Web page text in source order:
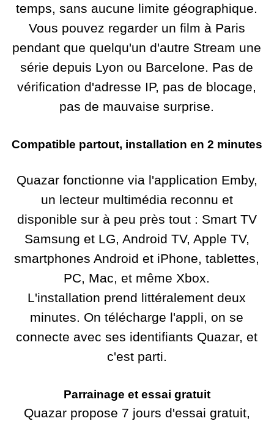
temps, sans aucune limite géographique.
Vous pouvez regarder un film à Paris
pendant que quelqu'un d'autre Stream une
série depuis Lyon ou Barcelone. Pas de
vérification d'adresse IP, pas de blocage,
pas de mauvaise surprise.
Compatible partout, installation en 2 minutes
Quazar fonctionne via l'application Emby,
un lecteur multimédia reconnu et
disponible sur à peu près tout : Smart TV
Samsung et LG, Android TV, Apple TV,
smartphones Android et iPhone, tablettes,
PC, Mac, et même Xbox.
L'installation prend littéralement deux
minutes. On télécharge l'appli, on se
connecte avec ses identifiants Quazar, et
c'est parti.
Parrainage et essai gratuit
Quazar propose 7 jours d'essai gratuit,